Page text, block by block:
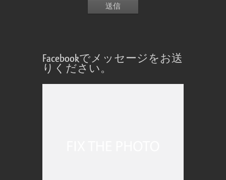
Facebookでメッセージをお送
りください。